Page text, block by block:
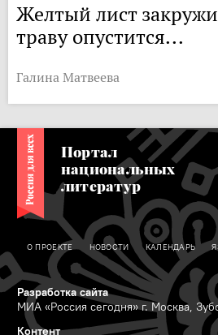
Желтый лист
траву опустится...
Галина Матвеева
Портал
национальных
литератур
О ПРОЕКТЕ НОВОСТИ КАЛЕНДАРЬ
Разработка сайта
МИА «Россия сегодня» г. Москва,
Контент